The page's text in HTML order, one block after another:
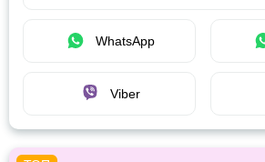
WhatsApp
Viber